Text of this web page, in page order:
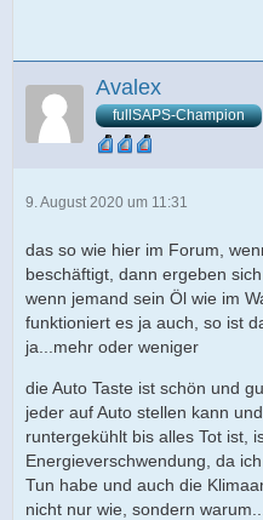
Avalex
fullSAPS-Champion
9. August 2020 um 11:31
das so wie hier im Forum,
beschäftigt, dann ergeben
wenn jemand sein Öl wie im
funktioniert es ja auch, so ist
ja...mehr oder weniger
die Auto Taste ist schön und
jeder auf Auto stellen kann
runtergekühlt bis alles Tot ist,
Energieverschwendung, da
Tun habe und auch die
nicht nur wie, sondern